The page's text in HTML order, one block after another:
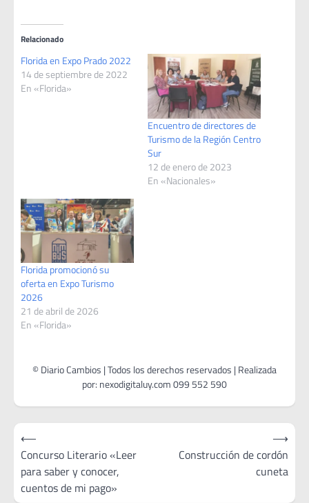
Relacionado
Florida en Expo Prado 2022
14 de septiembre de 2022
En «Florida»
Encuentro de directores de
Turismo de la Región Centro
Sur
12 de enero de 2023
En «Nacionales»
Florida promocionó su
oferta en Expo Turismo
2026
21 de abril de 2026
En «Florida»
Navegación
de
entradas
⟵
Concurso Literario «Leer
para saber y conocer,
cuentos de mi pago»
Construcción de cordón
cuneta
⟶